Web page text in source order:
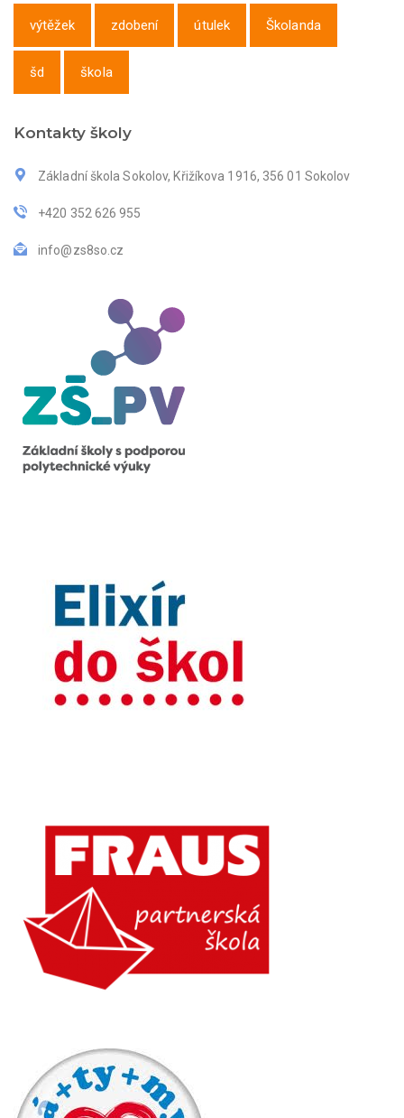
výtěžek zdobení útulek Školanda
šd škola
Kontakty školy
Základní škola Sokolov, Křižíkova 1916, 356 01 Sokolov
+420 352 626 955
info@zs8so.cz